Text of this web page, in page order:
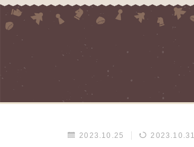
2023.10.25 2023.10.31